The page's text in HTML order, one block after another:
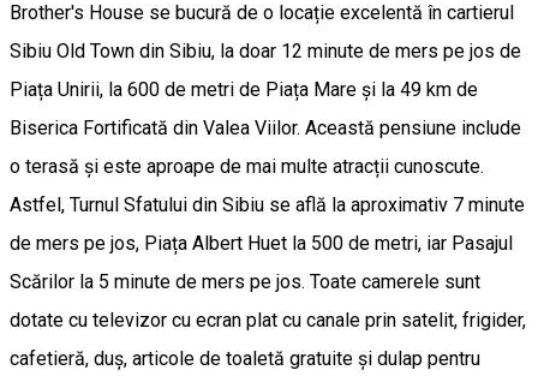
Brother's House se bucură de o locație excelentă în cartierul
Sibiu Old Town din Sibiu, la doar 12 minute de mers pe jos de
Piața Unirii, la 600 de metri de Piața Mare și la 49 km de
Biserica Fortificată din Valea Viilor. Această pensiune include
o terasă și este aproape de mai multe atracții cunoscute.
Astfel, Turnul Sfatului din Sibiu se află la aproximativ 7 minute
de mers pe jos, Piața Albert Huet la 500 de metri, iar Pasajul
Scărilor la 5 minute de mers pe jos. Toate camerele sunt
dotate cu televizor cu ecran plat cu canale prin satelit, frigider,
cafetieră, duș, articole de toaletă gratuite și dulap pentru